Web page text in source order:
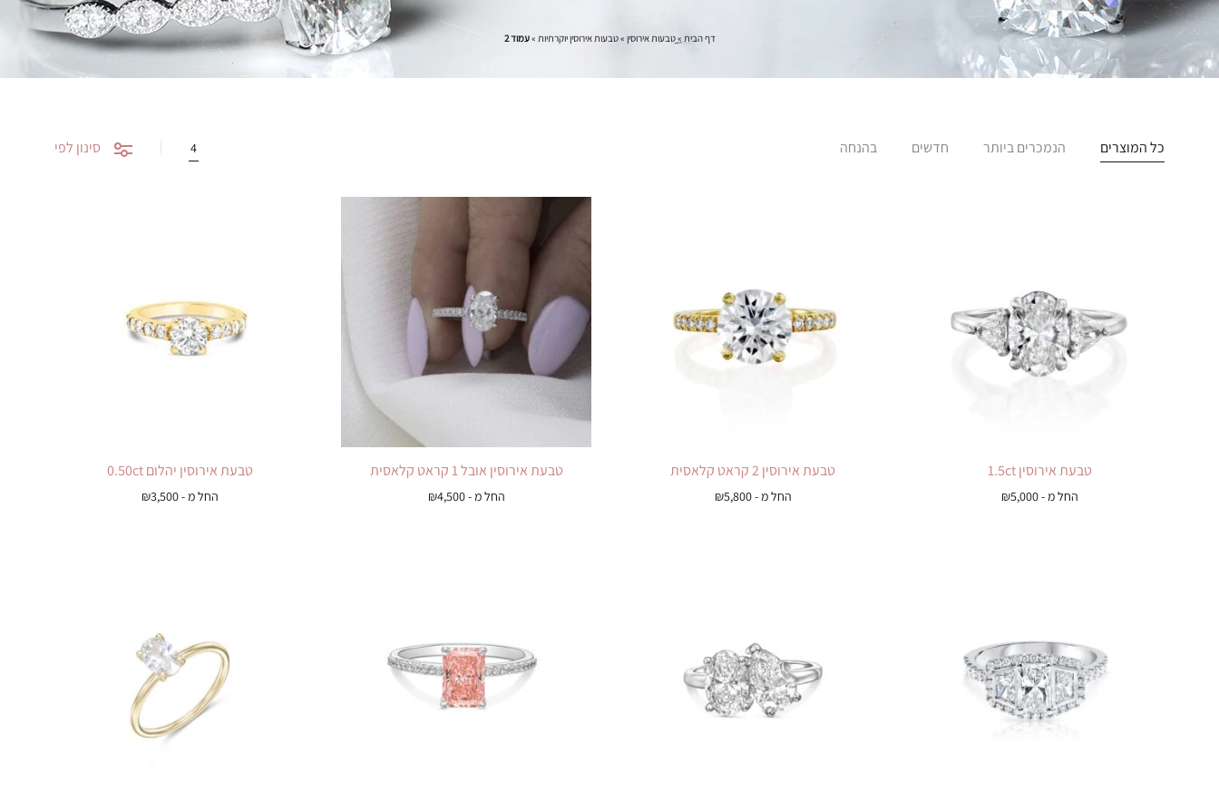
דף הבית »טבעות אירוסין »טבעות אירוסין יוקרתיות »עמוד 2
כל המוצרים הנמכרים ביותר חדשים בהנחה סינון לפי 4
טבעת אירוסין 1.5ct
החל מ - ₪5,000
טבעת אירוסין 2 קראט קלאסית
החל מ - ₪5,800
טבעת אירוסין אובל 1 קראט קלאסית
החל מ - ₪4,500
טבעת אירוסין יהלום 0.50ct
החל מ - ₪3,500